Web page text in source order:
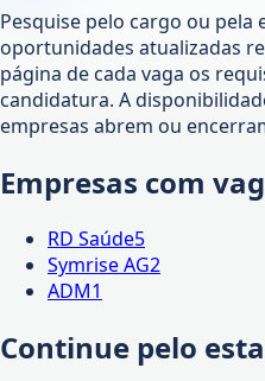
Pesquise pelo cargo ou pela
oportunidades atualizadas
página de cada vaga os
candidatura. A
empresas abrem ou
Empresas com
RD Saúde5
Symrise AG2
ADM1
Continue pelo